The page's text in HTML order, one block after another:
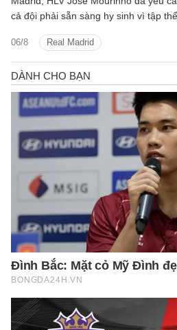
06/8 Real Madrid
cả đội phải sẵn sàng hy sinh vì tập thể